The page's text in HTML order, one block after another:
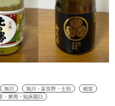
旭川 旭川・富良野・士別
根室
・摩周・知床羅臼